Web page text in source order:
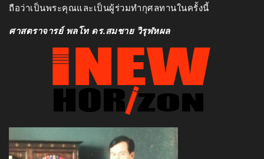
ถือว่าเป็นพระคุณและเป็นผู้ร่วมทำกุศลทานในครั้งนี้
ศาสตราจารย์ พลโท ดร.สมชาย วิรุฬหผล